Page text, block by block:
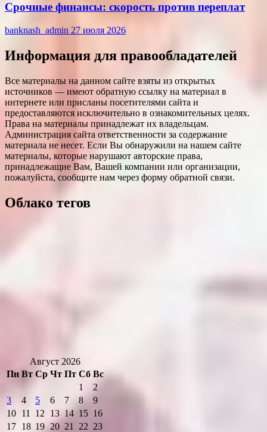
Срочные финансы: скорость против переплат
banknash_admin 27 июля 2026
Информация для правообладателей
Все материалы на данном сайте взяты из открытых
источников — имеют обратную ссылку на материал в
интернете или присланы посетителями сайта и
предоставляются исключительно в ознакомительных целях.
Права на материалы принадлежат их владельцам.
Администрация сайта ответственности за содержание
материала не несет. Если Вы обнаружили на нашем сайте
материалы, которые нарушают авторские права,
принадлежащие Вам, Вашей компании или организации,
пожалуйста, сообщите нам через форму обратной связи.
Облако тегов
Август 2026
Пн Вт Ср Чт Пт Сб Вс
1
2
3
4 5 6 7 8
9
10 11 12 13 14 15 16
17 18 19 20 21 22 23